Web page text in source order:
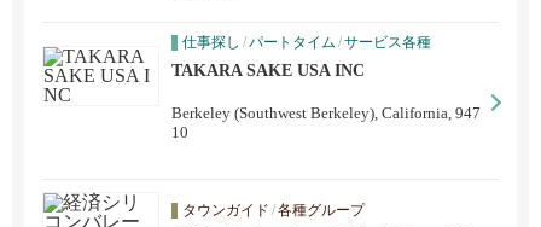
仕事探し /パートタイム /サービス各種
TAKARA SAKE USA INC
Berkeley (Southwest Berkeley), California, 947
10
タウンガイド /各種グループ